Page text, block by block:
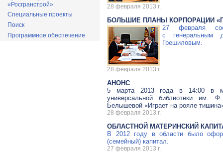
«Росгранстрой»
Специальные проекты
Поиск
Программное обеспечение
28 февраля 2013 г.
БОЛЬШИЕ ПЛАНЫ КОРПОРАЦИИ
27 февраля
с генеральным
Грешиловым.
28 февраля 2013 г.
АНОНС
5 марта 2013 года в 14:00 в
универсальной библиотеки им.
Белышевой «Играет на рояле
28 февраля 2013 г.
ОБЛАСТНОЙ МАТЕРИНСКИЙ
В 2012 году в области было
(семейный) капитал.
27 февраля 2013 г.